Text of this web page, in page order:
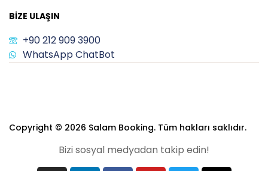
BIZE ULAŞIN
+90 212 909 3900
WhatsApp ChatBot
Copyright © 2026 Salam Booking. Tüm hakları saklıdır.
Bizi sosyal medyadan takip edin!